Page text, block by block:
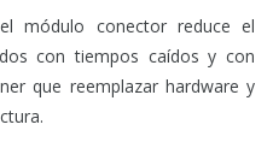
módulo conector reduce el
con tiempos caídos y con
que reemplazar hardware y